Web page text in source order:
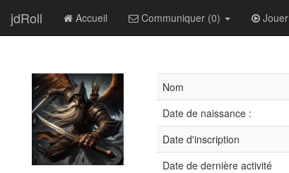
jdRoll Accueil Communiquer (0) Jouer
Nom
Date de naissance :
Date d'inscription
Date de dernière activité